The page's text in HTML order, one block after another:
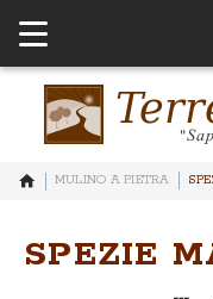
MULINO A PIETRA
SPEZIE